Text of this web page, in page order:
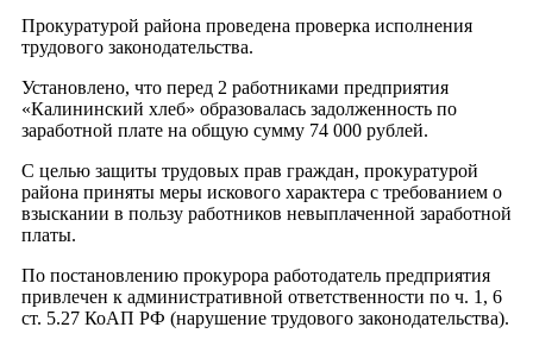
Прокуратурой района проведена проверка исполнения
трудового законодательства.
Установлено, что перед 2 работниками предприятия
«Калининский хлеб» образовалась задолженность по
заработной плате на общую сумму 74 000 рублей.
С целью защиты трудовых прав граждан, прокуратурой
района приняты меры искового характера с требованием о
взыскании в пользу работников невыплаченной заработной
платы.
По постановлению прокурора работодатель предприятия
привлечен к административной ответственности по ч. 1, 6
ст. 5.27 КоАП РФ (нарушение трудового законодательства).